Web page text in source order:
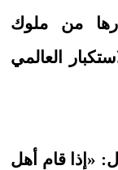
من ملوك
العالمي
«إذا قام أهل